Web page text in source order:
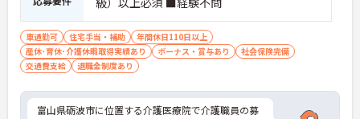
車通勤可 住宅手当・補助
年間休日110日以上
産休･育休･介護休暇取得実績あり
ボーナス・賞与あり
社会保険完備
交通費支給
退職金制度あり
富山県砺波市に位置する介護医療院で介護職員の募